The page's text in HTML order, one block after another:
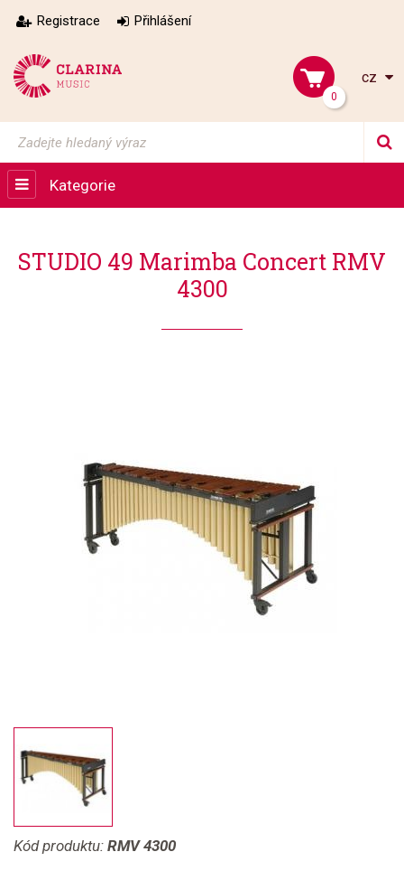
Registrace Přihlášení
0
cz
Kategorie
STUDIO 49 Marimba Concert RMV
4300
Kód produktu: RMV 4300